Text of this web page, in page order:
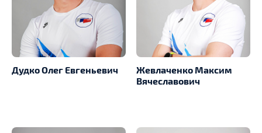
Дудко Олег Евгеньевич
Жевлаченко Максим
Вячеславович